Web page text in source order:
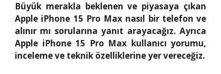
Büyük merakla beklenen ve piyasaya çıkan
Apple iPhone 15 Pro Max nasıl bir telefon ve
alınır mı sorularına yanıt arayacağız. Ayrıca
Apple iPhone 15 Pro Max kullanıcı yorumu,
inceleme ve teknik özelliklerine yer vereceğiz.